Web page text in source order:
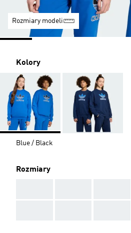
Rozmiary modeli
Kolory
Blue / Black
Rozmiary